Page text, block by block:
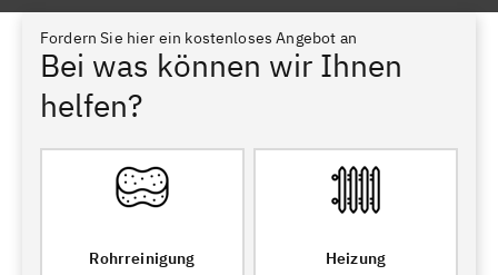
Fordern Sie hier ein kostenloses Angebot an
Bei was können wir Ihnen
helfen?
Rohrreinigung Heizung